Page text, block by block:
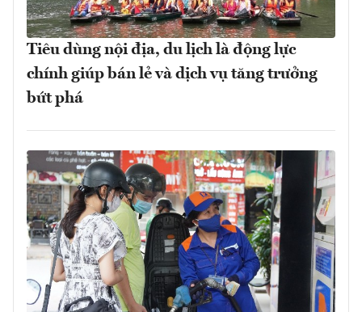
Tiêu dùng nội địa, du lịch là động lực
chính giúp bán lẻ và dịch vụ tăng trưởng
bứt phá